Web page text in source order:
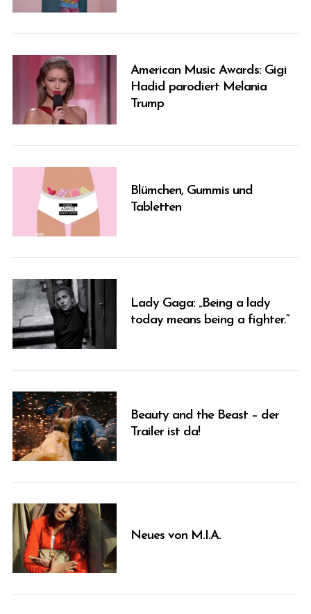
American Music Awards: Gigi
Hadid parodiert Melania
Trump
Blümchen, Gummis und
Tabletten
Lady Gaga: „Being a lady
today means being a fighter.“
Beauty and the Beast – der
Trailer ist da!
Neues von M.I.A.